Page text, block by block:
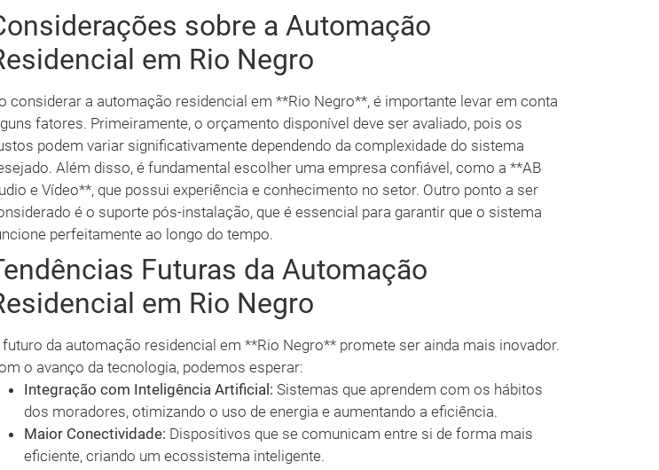
sobre a Automação
em Rio Negro
considerar a automação residencial em **Rio Negro**, é importante levar em conta
fatores. Primeiramente, o orçamento disponível deve ser avaliado, pois os
podem variar significativamente dependendo da complexidade do sistema
Além disso, é fundamental escolher uma empresa confiável, como a **AB
e Vídeo**, que possui experiência e conhecimento no setor. Outro ponto a ser
é o suporte pós-instalação, que é essencial para garantir que o sistema
perfeitamente ao longo do tempo.
Futuras da Automação
em Rio Negro
futuro da automação residencial em **Rio Negro** promete ser ainda mais inovador.
o avanço da tecnologia, podemos esperar:
Integração com Inteligência Artificial: Sistemas que aprendem com os hábitos
dos moradores, otimizando o uso de energia e aumentando a eficiência.
Maior Conectividade: Dispositivos que se comunicam entre si de forma mais
eficiente, criando um ecossistema inteligente.